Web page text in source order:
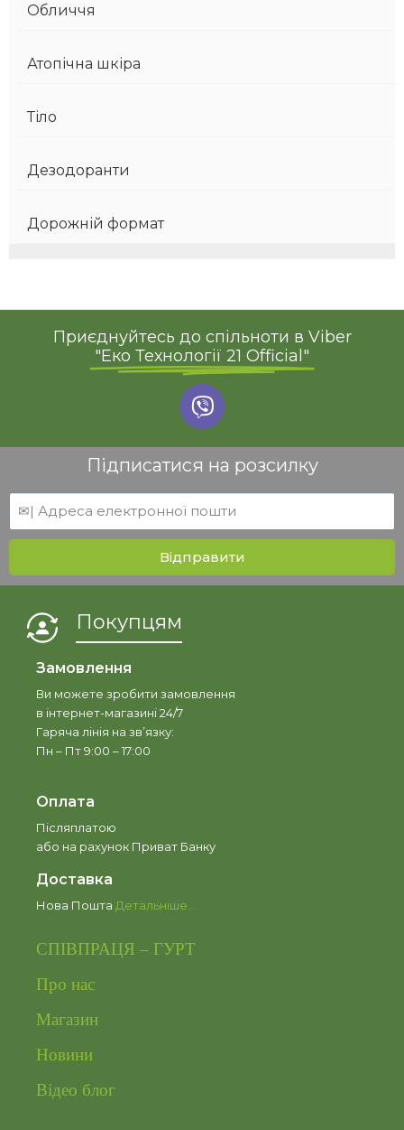
Обличчя
Атопічна шкіра
Тіло
Дезодоранти
Дорожній формат
Приєднуйтесь до спільноти в Viber
"Еко Технології 21 Official"
Підписатися на розсилку
Відправити
Покупцям
Замовлення
Ви можете зробити замовлення
в інтернет-магазині 24/7
Гаряча лінія на зв’язку:
Пн – Пт 9:00 – 17:00
Оплата
Післяплатою
або на рахунок Приват Банку
Доставка
Нова Пошта Детальніше…
СПІВПРАЦЯ – ГУРТ
Про нас
Магазин
Новини
Відео блог